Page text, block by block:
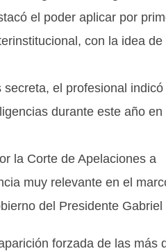
el poder aplicar por
con la idea de
el profesional indicó
durante este año
la Corte de Apelaciones a
muy relevante en el
del Presidente Gabriel
forzada de las más